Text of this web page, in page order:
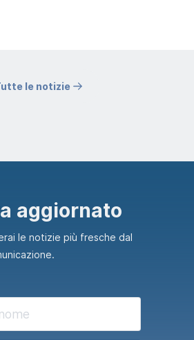
le notizie
aggiornato
le notizie più fresche dal